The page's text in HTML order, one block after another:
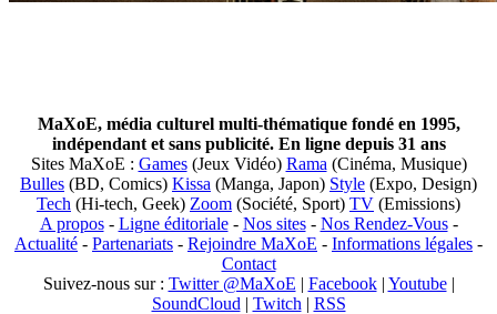
MaXoE, média culturel multi-thématique fondé en 1995,
indépendant et sans publicité. En ligne depuis 31 ans
Sites MaXoE : Games(Jeux Vidéo) Rama (Cinéma, Musique)
Bulles (BD, Comics) Kissa (Manga, Japon) Style (Expo, Design)
Tech (Hi-tech, Geek) Zoom (Société, Sport) TV (Emissions)
A propos- Ligne éditoriale- Nos sites- Nos Rendez-Vous-
Actualité - Partenariats - Rejoindre MaXoE - Informations légales -
Contact
Suivez-nous sur : Twitter @MaXoE | Facebook| Youtube|
SoundCloud | Twitch | RSS